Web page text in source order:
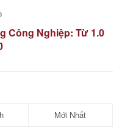
Công Nghiệp: Từ 1.0
Mới Nhất